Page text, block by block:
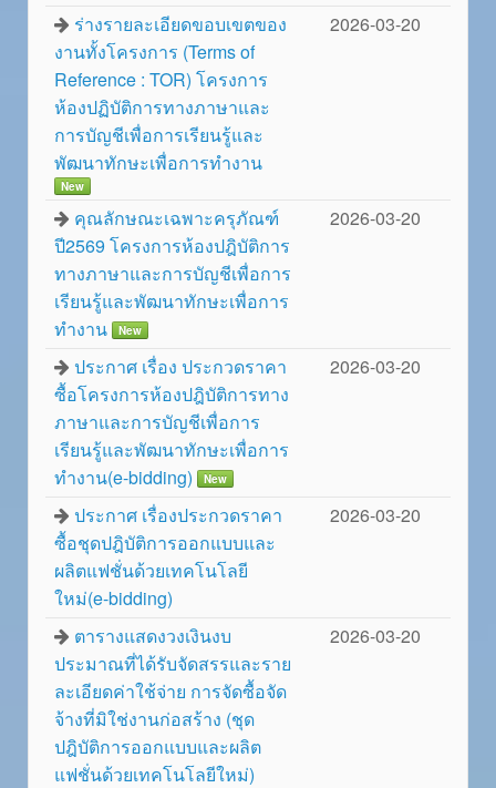
ร่างรายละเอียดขอบเขตของ
งานทั้งโครงการ (Terms of
Reference : TOR) โครงการ
ห้องปฏิบัติการทางภาษาและ
การบัญชีเพื่อการเรียนรู้และ
พัฒนาทักษะเพื่อการทำงาน
New
2026-03-20
คุณลักษณะเฉพาะครุภัณฑ์
ปี2569 โครงการห้องปฎิบัติการ
ทางภาษาและการบัญชีเพื่อการ
เรียนรู้และพัฒนาทักษะเพื่อการ
ทำงาน
New
2026-03-20
ประกาศ เรื่อง ประกวดราคา
ซื้อโครงการห้องปฎิบัติการทาง
ภาษาและการบัญชีเพื่อการ
เรียนรู้และพัฒนาทักษะเพื่อการ
ทำงาน(e-bidding)
New
2026-03-20
ประกาศ เรื่องประกวดราคา
ซื้อชุดปฎิบัติการออกแบบและ
ผลิตแฟชั่นด้วยเทคโนโลยี
ใหม่(e-bidding)
2026-03-20
ตารางแสดงวงเงินงบ
ประมาณที่ได้รับจัดสรรและราย
ละเอียดค่าใช้จ่าย การจัดซื้อจัด
จ้างที่มิใช่งานก่อสร้าง (ชุด
ปฎิบัติการออกแบบและผลิต
แฟชั่นด้วยเทคโนโลยีใหม่)
2026-03-20